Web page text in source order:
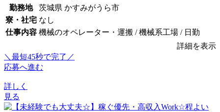
勤務地
茨城県 かすみがうら市
寮・社宅 なし
仕事内容 機械のオペレーター・運搬 / 機械系工場 / 日勤
詳細を表示
＼最短45秒で完了／
応募へ進む
詳しく
見る